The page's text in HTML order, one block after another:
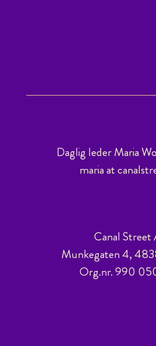
Daglig leder Maria
maria at
Canal Street
Munkegaten 4,
Org.nr. 990